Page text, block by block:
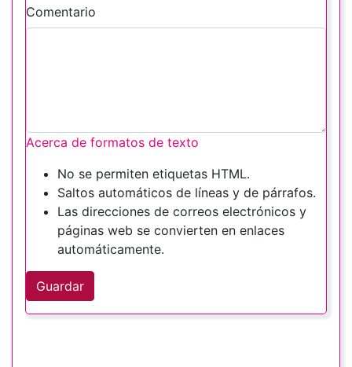
Comentario
Acerca de formatos de texto
No se permiten etiquetas HTML.
Saltos automáticos de líneas y de párrafos.
Las direcciones de correos electrónicos y
páginas web se convierten en enlaces
automáticamente.
Guardar